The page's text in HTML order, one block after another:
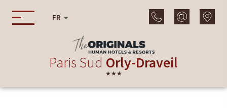
FR
Paris Sud Orly-Draveil
★★★